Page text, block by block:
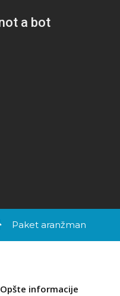
Paket aranžman
Opšte informacije